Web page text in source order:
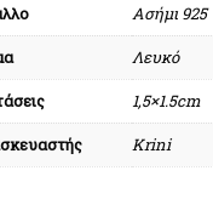
Ασήμι 925
Λευκό
1,5×1.5cm
Krini